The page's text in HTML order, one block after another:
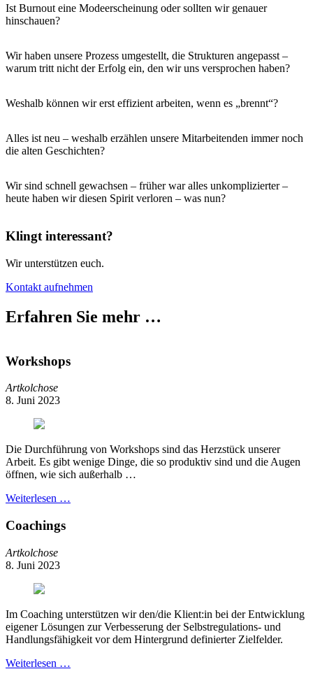
Ist Burnout eine Modeerscheinung oder sollten wir genauer
hinschauen?
Wir haben unsere Prozess umgestellt, die Strukturen angepasst –
warum tritt nicht der Erfolg ein, den wir uns versprochen haben?
Weshalb können wir erst effizient arbeiten, wenn es „brennt“?
Alles ist neu – weshalb erzählen unsere Mitarbeitenden immer noch
die alten Geschichten?
Wir sind schnell gewachsen – früher war alles unkomplizierter –
heute haben wir diesen Spirit verloren – was nun?
Klingt interessant?
Wir unterstützen euch.
Kontakt aufnehmen
Erfahren Sie mehr …
Workshops
Artkolchose
8. Juni 2023
Die Durchführung von Workshops sind das Herzstück unserer
Arbeit. Es gibt wenige Dinge, die so produktiv sind und die Augen
öffnen, wie sich außerhalb …
Weiterlesen …
Coachings
Artkolchose
8. Juni 2023
Im Coaching unterstützen wir den/die Klient:in bei der Entwicklung
eigener Lösungen zur Verbesserung der Selbstregulations- und
Handlungsfähigkeit vor dem Hintergrund definierter Zielfelder.
Weiterlesen …